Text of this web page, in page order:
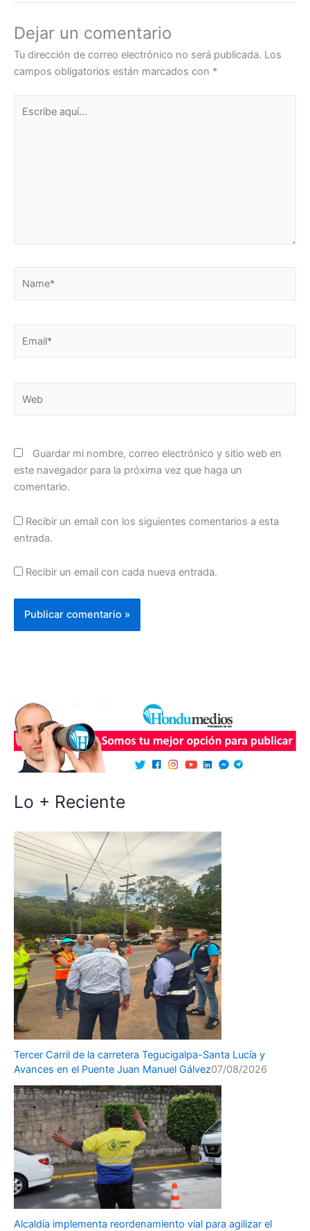
Dejar un comentario
Tu dirección de correo electrónico no será publicada. Los
campos obligatorios están marcados con *
aquí...
Guardar mi nombre, correo electrónico y sitio web en
este navegador para la próxima vez que haga un
comentario.
Recibir un email con los siguientes comentarios a esta
entrada.
Recibir un email con cada nueva entrada.
Lo + Reciente
Tercer Carril de la carretera Tegucigalpa-Santa Lucía y
Avances en el Puente Juan Manuel Gálvez07/08/2026
Alcaldía implementa reordenamiento vial para agilizar el